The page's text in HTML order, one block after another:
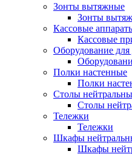
Зонты вытяжные
Зонты
Кассовые
Кассовые
Оборудование
Полки настенные
Полки
Столы
Столы
Тележки
Тележки
Шкафы
Шкафы